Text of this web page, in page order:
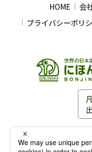
〒102-0093 東京都千
TEL：03-3263-3959
HOME 会
プライバシーポリ